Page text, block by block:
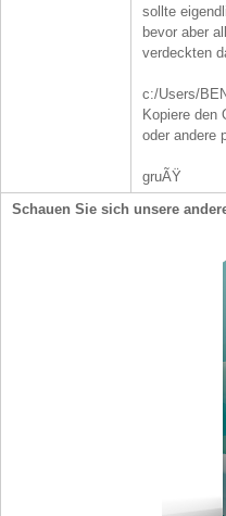
sollte
bevor aber
verdeckten
c:/Users/
Kopiere den
oder andere
gruÃŸ
Schauen Sie sich unsere